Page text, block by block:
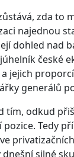
zda
najednou
dohled nad
české
jejich
generálů
tím, odkud
Tedy
silné